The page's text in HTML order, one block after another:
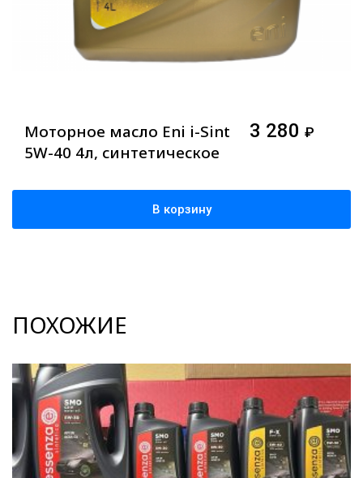
Моторное масло Eni i-Sint
5W-40 4л, синтетическое
3 280 ₽
В корзину
ПОХОЖИЕ